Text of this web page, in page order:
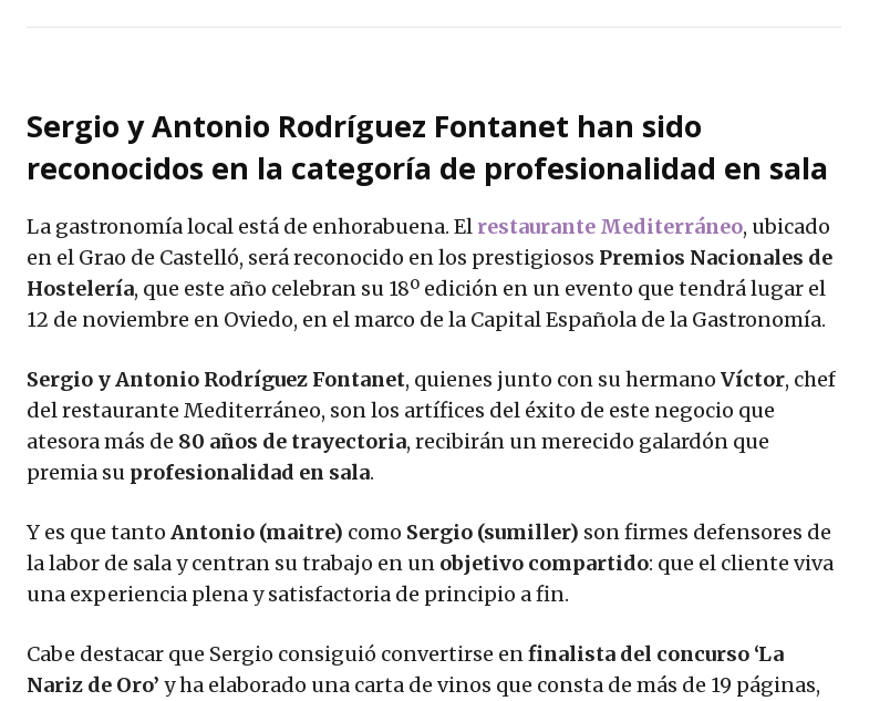
Sergio y Antonio Rodríguez Fontanet han sido
reconocidos en la categoría de profesionalidad en sala
La gastronomía local está de enhorabuena. El restaurante Mediterráneo, ubicado
en el Grao de Castelló, será reconocido en los prestigiosos Premios Nacionales de
Hostelería, que este año celebran su 18º edición en un evento que tendrá lugar el
12 de noviembre en Oviedo, en el marco de la Capital Española de la Gastronomía.
Sergio y Antonio Rodríguez Fontanet, quienes junto con su hermano Víctor, chef
del restaurante Mediterráneo, son los artífices del éxito de este negocio que
atesora más de 80 años de trayectoria, recibirán un merecido galardón que
premia su profesionalidad en sala.
Y es que tanto Antonio (maitre) como Sergio (sumiller) son firmes defensores de
la labor de sala y centran su trabajo en un objetivo compartido: que el cliente viva
una experiencia plena y satisfactoria de principio a fin.
Cabe destacar que Sergio consiguió convertirse enfinalista del concurso ‘La
Nariz de Oro’ y ha elaborado una carta de vinos que consta de más de 19 páginas,